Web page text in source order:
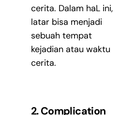
cerita. Dalam haL ini,
latar bisa menjadi
sebuah tempat
kejadian atau waktu
cerita.
2. Complication